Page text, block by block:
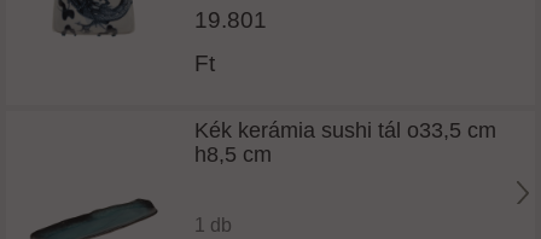
19.801
Ft
Kék kerámia sushi tál o33,5 cm
h8,5 cm
1 db